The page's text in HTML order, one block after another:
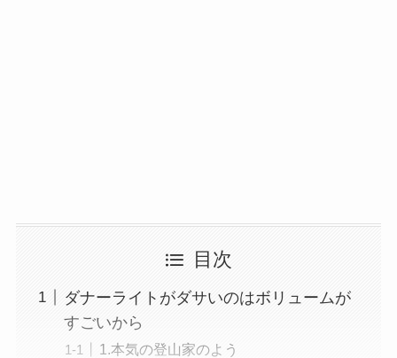
目次
ダナーライトがダサいのはボリュームが
すごいから
1.本気の登山家のよう